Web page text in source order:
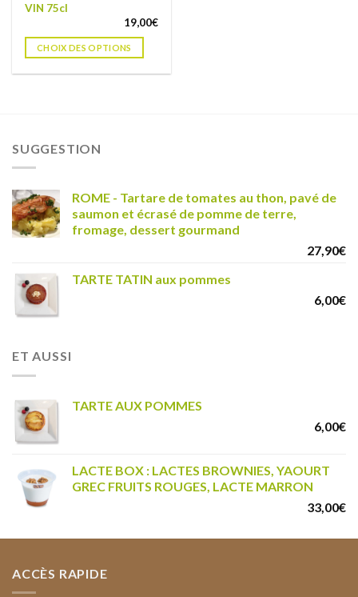
VIN 75cl
19,00€
CHOIX DES OPTIONS
SUGGESTION
ROME - Tartare de tomates au thon, pavé de
saumon et écrasé de pomme de terre,
fromage, dessert gourmand
27,90€
TARTE TATIN aux pommes
6,00€
ET AUSSI
TARTE AUX POMMES
6,00€
LACTE BOX : LACTES BROWNIES, YAOURT
GREC FRUITS ROUGES, LACTE MARRON
33,00€
ACCÈS RAPIDE